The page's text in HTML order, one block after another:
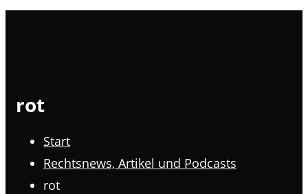
rot
Start
Rechtsnews, Artikel und Podcasts
rot